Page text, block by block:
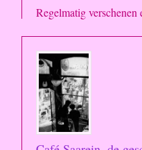
Regelmatig verschenen